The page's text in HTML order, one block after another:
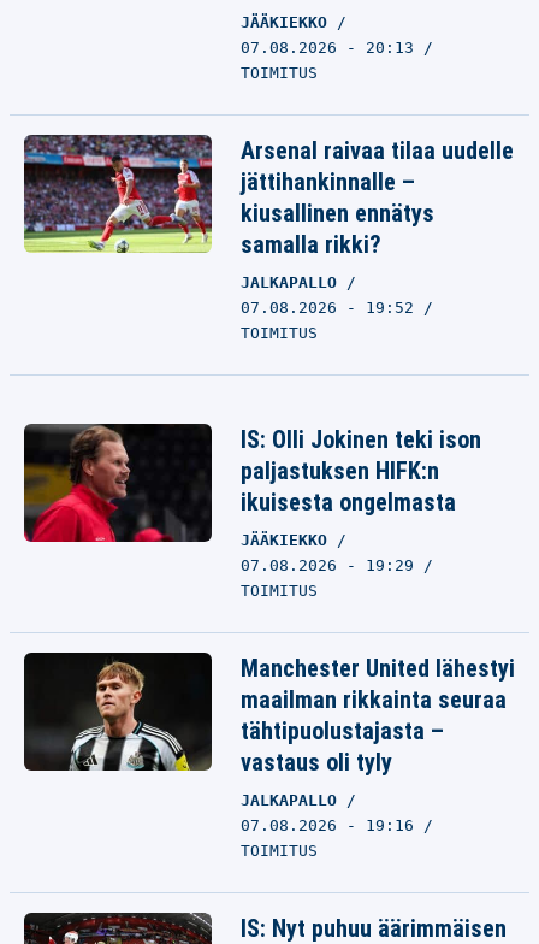
JÄÄKIEKKO
07.08.2026 - 20:13
TOIMITUS
Arsenal raivaa tilaa uudelle
jättihankinnalle –
kiusallinen ennätys
samalla rikki?
JALKAPALLO
07.08.2026 - 19:52
TOIMITUS
IS: Olli Jokinen teki ison
paljastuksen HIFK:n
ikuisesta ongelmasta
JÄÄKIEKKO
07.08.2026 - 19:29
TOIMITUS
Manchester United lähestyi
maailman rikkainta seuraa
tähtipuolustajasta –
vastaus oli tyly
JALKAPALLO
07.08.2026 - 19:16
TOIMITUS
IS: Nyt puhuu äärimmäisen